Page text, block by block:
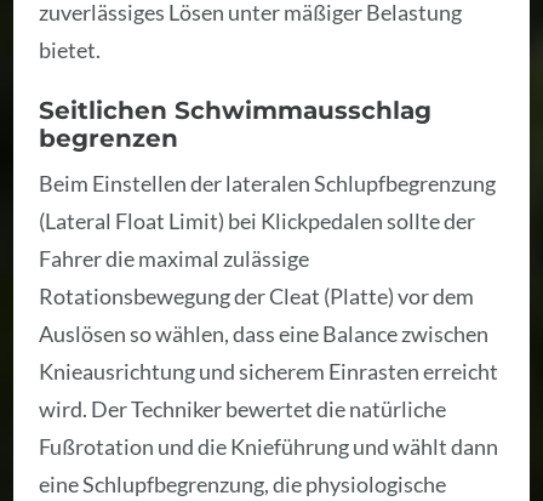
zuverlässiges Lösen unter mäßiger Belastung
bietet.
Seitlichen Schwimmausschlag
begrenzen
Beim Einstellen der lateralen Schlupfbegrenzung
(Lateral Float Limit) bei Klickpedalen sollte der
Fahrer die maximal zulässige
Rotationsbewegung der Cleat (Platte) vor dem
Auslösen so wählen, dass eine Balance zwischen
Knieausrichtung und sicherem Einrasten erreicht
wird. Der Techniker bewertet die natürliche
Fußrotation und die Knieführung und wählt dann
eine Schlupfbegrenzung, die physiologische